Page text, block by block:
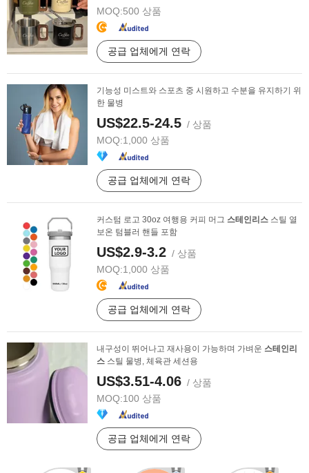
MOQ:500 상품
공급 업체에게 연락
기능성 미스트와 스포츠 중 시원하고 수분을 유지하기 위
한 물병
US$22.5-24.5 / 상품
MOQ:1,000 상품
공급 업체에게 연락
커스텀 로고 30oz 여행용 커피 머그 스테인리스 스틸 열
보온 텀블러 핸들 포함
US$2.9-3.2 / 상품
MOQ:1,000 상품
공급 업체에게 연락
내구성이 뛰어나고 재사용이 가능하며 가벼운 스테인리
스 스틸 물병, 체육관 세션용
US$3.51-4.06 / 상품
MOQ:100 상품
공급 업체에게 연락